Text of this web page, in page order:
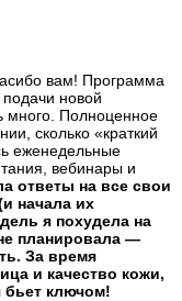
вам! Программа
подачи новой
много. Полноценное
сколько «краткий
еженедельные
вебинары и
ответы на все свои
начала их
я похудела на
планировала —
За время
и качество кожи,
бьет ключом!